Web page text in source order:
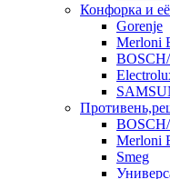
Конфорка и
Gorenje
Merloni
Merloni
Smeg